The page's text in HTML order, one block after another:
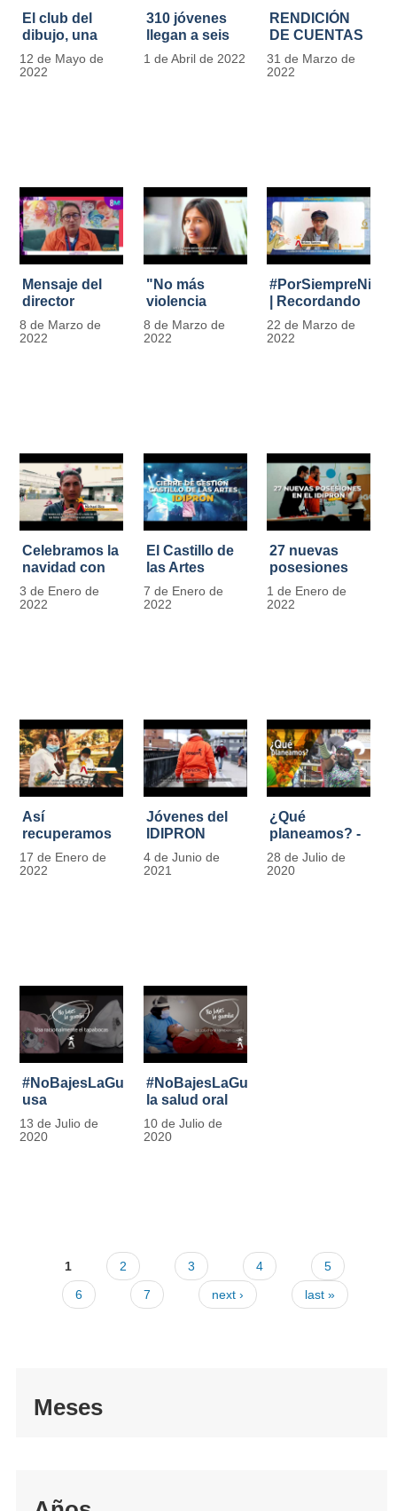
El club del
dibujo, una
apuesta para
formar
12 de Mayo de
2022
310 jóvenes
llegan a seis
unidades del
IDIPRON con
1 de Abril de 2022
RENDICIÓN
DE CUENTAS
IDIPRON |
Vigencia 2021
31 de Marzo de
2022
Mensaje del
director
Carlos Marín |
Día
8 de Marzo de
2022
"No más
violencia
contra la
mujer" | 8
8 de Marzo de
2022
| Recordando
al Padre
Javier de
22 de Marzo de
2022
Celebramos la
navidad con
los Niños y
Niñas de los
3 de Enero de
2022
El Castillo de
las Artes
celebra su
primer año
7 de Enero de
2022
27 nuevas
posesiones
en el IDIPRON
1 de Enero de
2022
Así
recuperamos
las bancas del
Park Way
17 de Enero de
2022
Jóvenes del
IDIPRON
comprometidos
con la
4 de Junio de
2021
¿Qué
planeamos? -
Por Carlos
Marín, director
28 de Julio de
2020
#NoBajesLaGuardia:
usa
racionalmente
el tapabocas
13 de Julio de
2020
#NoBajesLaGuardia:
la salud oral
también
cuenta
10 de Julio de
2020
1 2 3 4
5
6
7 next › last »
Meses